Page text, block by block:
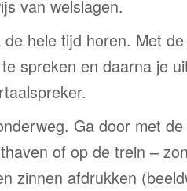
van welslagen.
hele tijd horen. Met
spreken en daarna je
Ga door met
of op de trein –
zinnen afdrukken